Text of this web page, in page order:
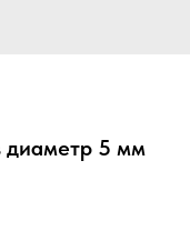
диаметр 5 мм